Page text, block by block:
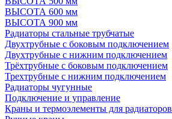
ВЫСОТА 600 мм
ВЫСОТА 900 мм
Радиаторы стальные трубчатые
Двухтрубные с боковым подключением
Двухтрубные с нижним подключением
Трёхтрубные с боковым подключением
Трехтрубные с нижним подключением
Радиаторы чугунные
Подключение и управление
Краны и термоэлементы для радиаторов